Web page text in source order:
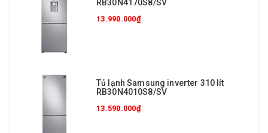
RB30N4170S8/SV
13.990.000₫
Tủ lạnh Samsung inverter 310 lít
RB30N4010S8/SV
13.590.000₫